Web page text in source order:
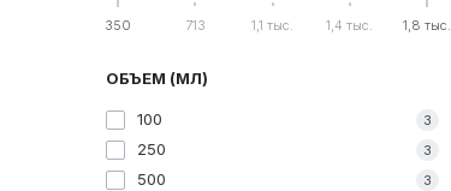
350 713 1,1 тыс. 1,4 тыс. 1,8 тыс.
ОБЪЕМ (МЛ)
100 3
250 3
500 3